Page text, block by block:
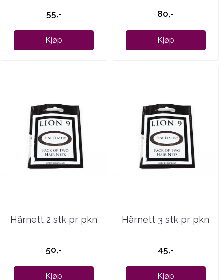
55,-
Kjøp
80,-
Kjøp
Hårnett 2 stk pr pkn
50,-
Kjøp
Hårnett 3 stk pr pkn
45,-
Kjøp